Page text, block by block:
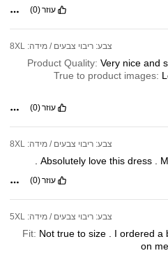
עוזר(0)
צבע: ריבוי צבעים / מידה: 8XL
Product Quality: Very nice and
True to product images:
עוזר(0)
צבע: ריבוי צבעים / מידה: 8XL
Absolutely love this dress
עוזר(0)
צבע: ריבוי צבעים / מידה: 5XL
Fit: Not true to size . I ordered a
on me